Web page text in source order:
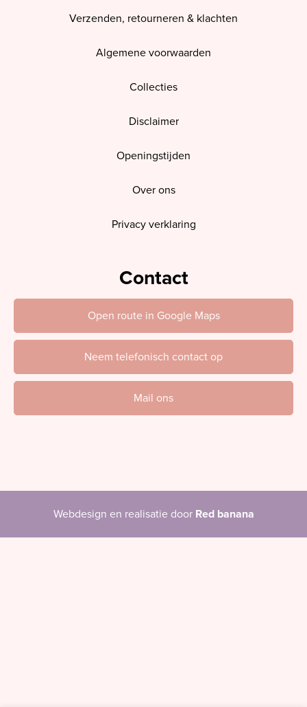
Verzenden, retourneren & klachten
Algemene voorwaarden
Collecties
Disclaimer
Openingstijden
Over ons
Privacy verklaring
Contact
Open route in Google Maps
Neem telefonisch contact op
Mail ons
Webdesign en realisatie door Red banana